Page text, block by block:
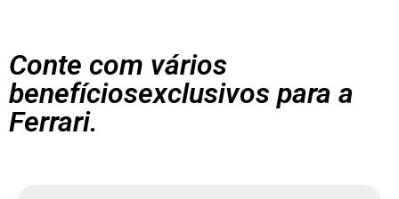
Conte com vários
benefíciosexclusivos para a
Ferrari.